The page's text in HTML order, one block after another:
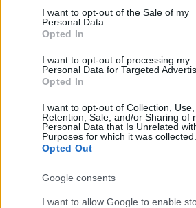
services and may gather and store
not limited to your visit or usage
grant or deny consent to Google and its
consent section.
I want to opt-out of the Sale of my
Personal Data.
Opted In
I want to opt-out of processing my
Personal Data for Targeted
Opted In
I want to opt-out of Collection, Use,
Retention, Sale, and/or Sharing of
Personal Data that Is Unrelated
Purposes for which it was collected.
Opted Out
Google consents
I want to allow Google to enable